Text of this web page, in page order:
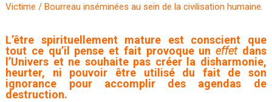
Victime / Bourreau inséminées au sein de la civilisation humaine.
L’être spirituellement mature est conscient que
tout ce qu’il pense et fait provoque un effet dans
l’Univers et ne souhaite pas créer la disharmonie,
heurter, ni pouvoir être utilisé du fait de son
ignorance pour accomplir des agendas de
destruction.